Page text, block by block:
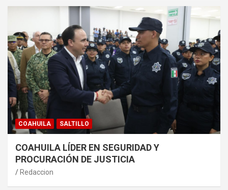
COAHUILA SALTILLO
COAHUILA LÍDER EN SEGURIDAD Y
PROCURACIÓN DE JUSTICIA
Redaccion